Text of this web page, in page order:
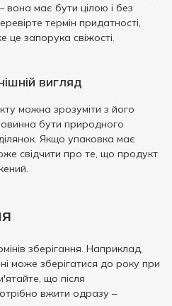
вона має бути цілою і без
термін придатності,
це запорука свіжості.
вигляд
можна зрозуміти з його
бути природного
Якщо упаковка має
свідчити про те, що продукт
зберігання. Наприклад,
може зберігатися до року при
що після
вжити одразу –